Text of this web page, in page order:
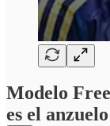
Modelo
es el